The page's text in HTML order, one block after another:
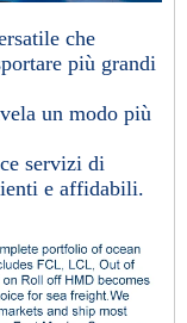
che
più grandi
un modo più
servizi di
e affidabili.